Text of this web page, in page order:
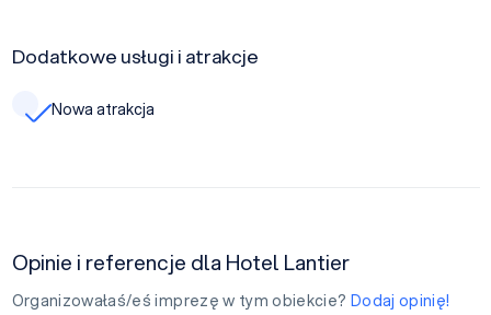
Dodatkowe usługi i atrakcje
Nowa atrakcja
Opinie i referencje dla Hotel Lantier
Organizowałaś/eś imprezę w tym obiekcie? Dodaj opinię!